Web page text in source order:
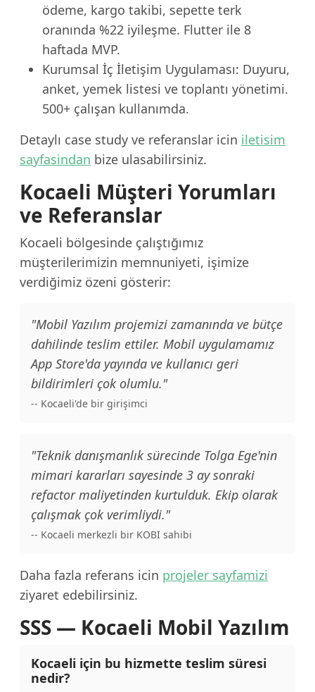
ödeme, kargo takibi, sepette terk
oranında %22 iyileşme. Flutter ile 8
haftada MVP.
Kurumsal İç İletişim Uygulaması: Duyuru,
anket, yemek listesi ve toplantı yönetimi.
500+ çalışan kullanımda.
Detaylı case study ve referanslar icin iletisim
sayfasindan bize ulasabilirsiniz.
Kocaeli Müşteri Yorumları
ve Referanslar
Kocaeli bölgesinde çalıştığımız
müşterilerimizin memnuniyeti, işimize
verdiğimiz özeni gösterir:
"Mobil Yazılım projemizi zamanında ve bütçe
dahilinde teslim ettiler. Mobil uygulamamız
App Store'da yayında ve kullanıcı geri
bildirimleri çok olumlu."
-- Kocaeli'de bir girişimci
"Teknik danışmanlık sürecinde Tolga Ege'nin
mimari kararları sayesinde 3 ay sonraki
refactor maliyetinden kurtulduk. Ekip olarak
çalışmak çok verimliydi."
-- Kocaeli merkezli bir KOBI sahibi
Daha fazla referans icin projeler sayfamizi
ziyaret edebilirsiniz.
SSS — Kocaeli Mobil Yazılım
Kocaeli için bu hizmette teslim süresi
nedir?